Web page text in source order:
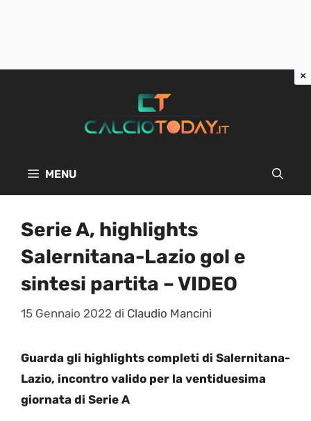
MENU
Serie A, highlights
Salernitana-Lazio gol e
sintesi partita – VIDEO
15 Gennaio 2022 di Claudio Mancini
Guarda gli highlights completi di Salernitana-
Lazio, incontro valido per la ventiduesima
giornata di Serie A